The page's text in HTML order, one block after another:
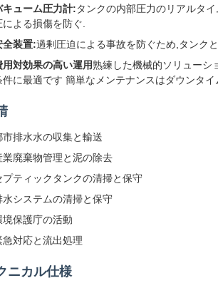
キューム圧力計:タンクの内部圧力のリアルタ
による損傷を防ぐ.
全装置:過剰圧迫による事故を防ぐため,タンク
用対効果の高い運用熟練した機械的ソリューシ
件に最適です 簡単なメンテナンスはダウンタ
市排水水の収集と輸送
業廃棄物管理と泥の除去
プティックタンクの清掃と保守
水システムの清掃と保守
境保護庁の活動
急対応と流出処理
ニカル仕様